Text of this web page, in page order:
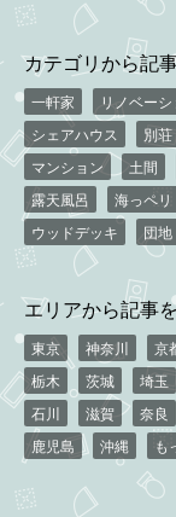
カテゴリから記
一軒家 リノベー
シェアハウス
別荘
マンション
土間
露天風呂
海っペリ
ウッドデッキ
団地
エリアから記事
東京 神奈川 京
栃木
茨城 埼玉
石川
滋賀 奈良
鹿児島
沖縄 も